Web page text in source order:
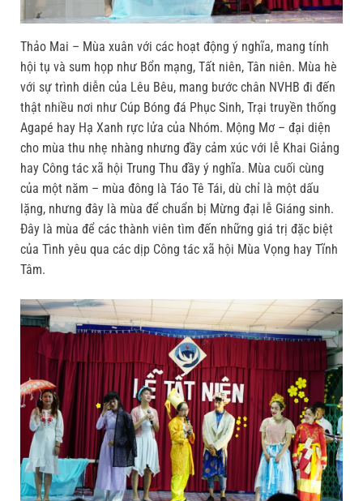
Thảo Mai – Mùa xuân với các hoạt động ý nghĩa, mang tính
hội tụ và sum họp như Bổn mạng, Tất niên, Tân niên. Mùa hè
với sự trình diễn của Lêu Bêu, mang bước chân NVHB đi đến
thật nhiều nơi như Cúp Bóng đá Phục Sinh, Trại truyền thống
Agapé hay Hạ Xanh rực lửa của Nhóm. Mộng Mơ – đại diện
cho mùa thu nhẹ nhàng nhưng đầy cảm xúc với lễ Khai Giảng
hay Công tác xã hội Trung Thu đầy ý nghĩa. Mùa cuối cùng
của một năm – mùa đông là Táo Tê Tái, dù chỉ là một dấu
lặng, nhưng đây là mùa để chuẩn bị Mừng đại lễ Giáng sinh.
Đây là mùa để các thành viên tìm đến những giá trị đặc biệt
của Tình yêu qua các dịp Công tác xã hội Mùa Vọng hay Tĩnh
Tâm.